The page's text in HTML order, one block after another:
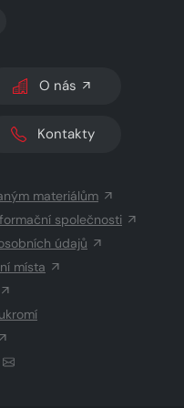
SVĚTLÝ/TMAVÝ REŽIM
O nás
Kontakty
materiálům
společnosti
údajů
místa